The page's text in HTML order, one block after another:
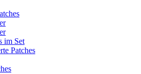
im Set
Patches